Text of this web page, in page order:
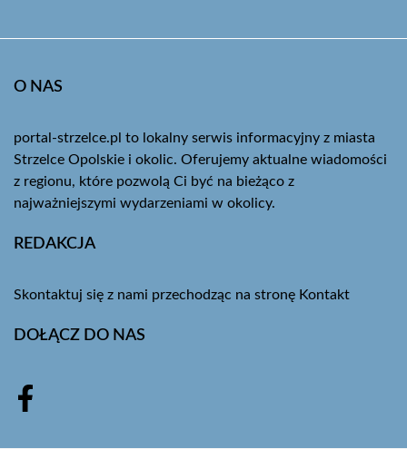
O NAS
portal-strzelce.pl to lokalny serwis informacyjny z miasta
Strzelce Opolskie i okolic. Oferujemy aktualne wiadomości
z regionu, które pozwolą Ci być na bieżąco z
najważniejszymi wydarzeniami w okolicy.
REDAKCJA
Skontaktuj się z nami przechodząc na stronę Kontakt
DOŁĄCZ DO NAS